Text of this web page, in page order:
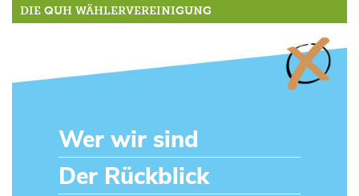
DIE QUH WÄHLERVEREINIGUNG
Wer wir sind
Der Rückblick